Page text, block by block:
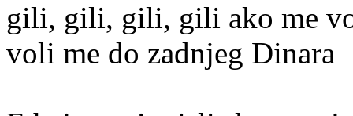
gili, gili, gili, gili ako me
voli me do zadnjeg Dinara